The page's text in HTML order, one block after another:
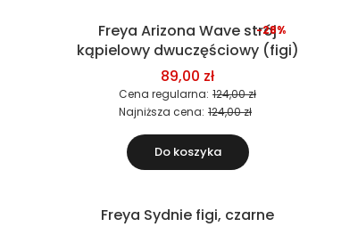
OkazjaFreya Arizona Wave strój
kąpielowy dwuczęściowy (figi)
89,00 zł
Cena regularna: 124,00 zł
-28%
Najniższa cena: 124,00 zł
Do koszyka
Freya Sydnie figi, czarne